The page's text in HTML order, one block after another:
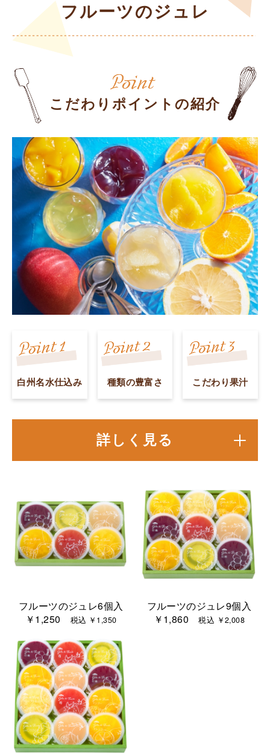
フルーツのジュレ
こだわりポイントの紹介
白州名水仕込み 種類の豊富さ こだわり果汁
詳しく見る
フルーツのジュレ6個入
￥1,250
税込 ￥1,350
フルーツのジュレ9個入
￥1,860税込 ￥2,008